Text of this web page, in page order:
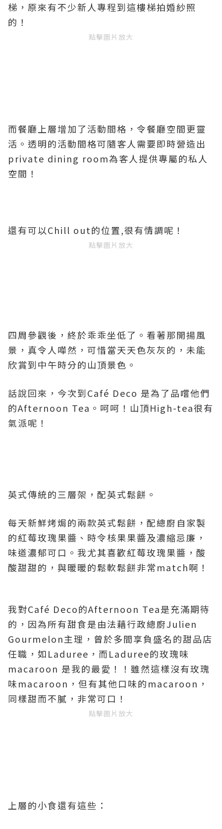
梯，原來有不少新人專程到這樓梯拍婚紗照
的！
點擊圖片放大
而餐廳上層增加了活動間格，令餐廳空間更靈
活。透明的活動間格可隨客人需要即時營造出
private dining room為客人提供專屬的私人
空間！
還有可以Chill out的位置,很有情調呢！
點擊圖片放大
四周參觀後，終於乖乖坐低了。看著那開揚風
景，真令人嘩然，可惜當天天色灰灰的，未能
欣賞到中午時分的山頂景色。
話說回來，今次到Café Deco 是為了品嚐他們
的Afternoon Tea。呵呵！山頂High-tea很有
氣派呢！
英式傳統的三層架，配英式鬆餅。
每天新鮮烤焗的兩款英式鬆餅，配總廚自家製
的紅莓玫瑰果醬、時令核果果醬及濃縮忌廉，
味道濃郁可口。我尤其喜歡紅莓玫瑰果醬，酸
酸甜甜的，與暖暖的鬆軟鬆餅非常match啊！
我對Café Deco的Afternoon Tea是充滿期待
的，因為所有甜食是由法藉行政總廚Julien
Gourmelon主理，曾於多間享負盛名的甜品店
任職，如Laduree，而Laduree的玫瑰味
macaroon 是我的最愛！！雖然這樣沒有玫瑰
味macaroon，但有其他口味的macaroon，
同樣甜而不膩，非常可口！
點擊圖片放大
上層的小食還有這些：